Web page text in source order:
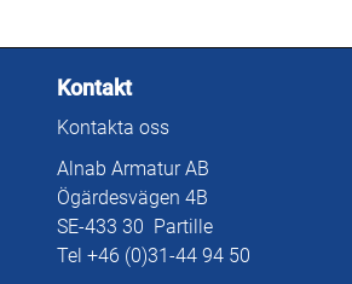
Kontakt
Kontakta oss
Alnab Armatur AB
Ögärdesvägen 4B
SE-433 30 Partille
Tel +46 (0)31-44 94 50